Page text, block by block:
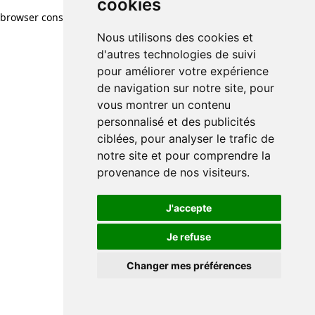
cookies
Nous utilisons des cookies et
d'autres technologies de suivi
pour améliorer votre expérience
de navigation sur notre site, pour
vous montrer un contenu
personnalisé et des publicités
ciblées, pour analyser le trafic de
notre site et pour comprendre la
provenance de nos visiteurs.
J'accepte
Je refuse
Changer mes préférences
browser console for more information)